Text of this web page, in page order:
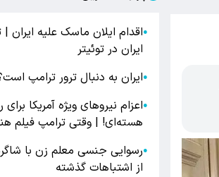
●اقدام ایلان ماسک علیه ایران
ایران در توئیتر
●ایران به دنبال ترور ترامپ
●اعزام نیروهای ویژه آمریکا برای
هسته‌ای! | وقتی ترامپ فیلم
●
از اشتباهات گذشته